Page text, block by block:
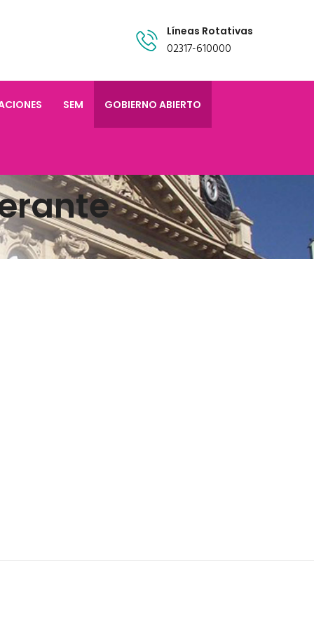
Líneas Rotativas
02317-610000
SEM GOBIERNO ABIERTO